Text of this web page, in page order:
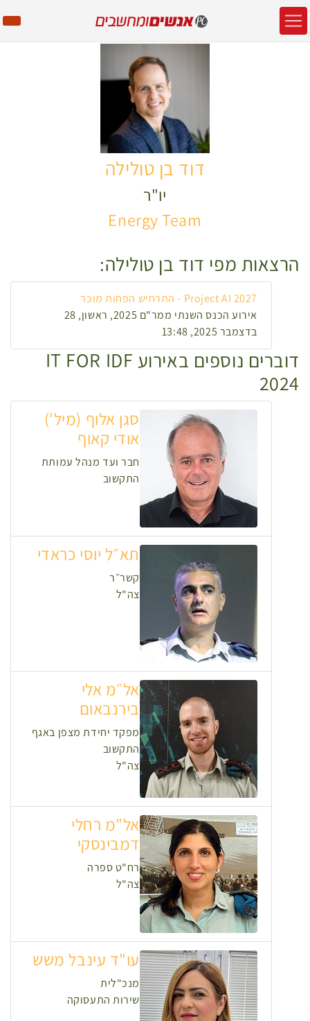
דוד בן טולילה
יו"ר
Energy Team
הרצאות מפי דוד בן טולילה:
Project AI 2027 - התרחיש הפחות מוכר
אירוע הכנס השנתי ממר"ם 2025, ראשון, 28
בדצמבר 2025, 13:48
דוברים נוספים באירוע IT FOR IDF
2024
סגן אלוף (מיל')
אודי קאוף
חבר ועד מנהל עמותת
התקשוב
תא״ל יוסי כראדי
קשר״ר
צה"ל
אל״מ אלי
בירנבאום
מפקד יחידת מצפן באגף
התקשוב
צה"ל
אל"מ רחלי
דמבינסקי
רח"ט ספרה
צה"ל
עו"ד עינבל משש
מנכ"לית
שירות התעסוקה